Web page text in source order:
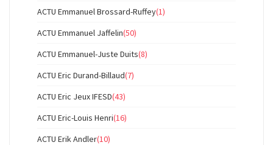
ACTU Emmanuel Brossard-Ruffey(1)
ACTU Emmanuel Jaffelin(50)
ACTU Emmanuel-Juste Duits(8)
ACTU Eric Durand-Billaud(7)
ACTU Eric Jeux IFESD(43)
ACTU Eric-Louis Henri(16)
ACTU Erik Andler(10)